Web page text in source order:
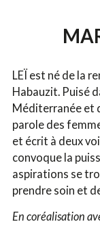
LEÏ est né de la
Habauzit. Puisé
Méditerranée et
parole des
et écrit à deux
convoque la
aspirations se
prendre soin et
En coréalisation